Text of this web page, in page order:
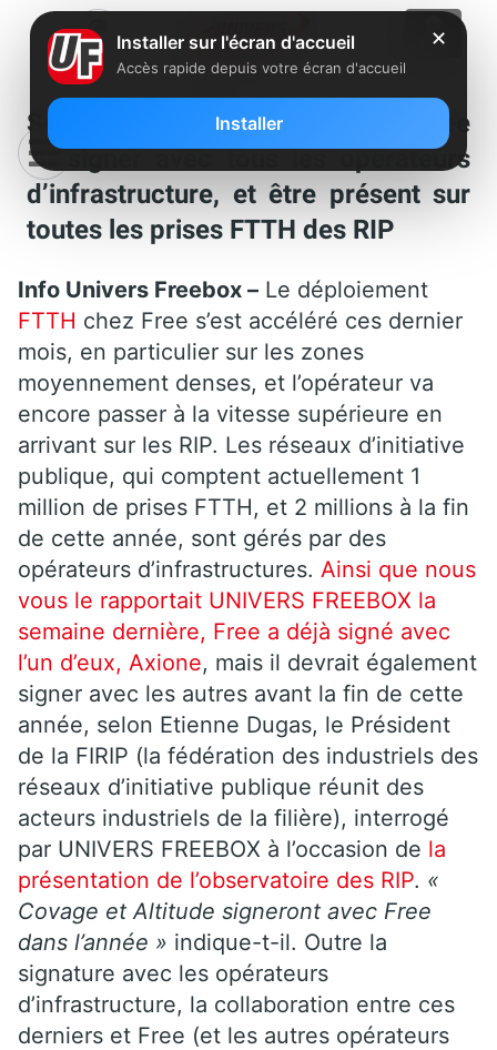
Selon le Président de la FIRIP, Free
va signer avec tous les opérateurs
d’infrastructure, et être présent sur
toutes les prises FTTH des RIP
Info Univers Freebox – Le déploiement
FTTH chez Free s’est accéléré ces dernier
mois, en particulier sur les zones
moyennement denses, et l’opérateur va
encore passer à la vitesse supérieure en
arrivant sur les RIP. Les réseaux d’initiative
publique, qui comptent actuellement 1
million de prises FTTH, et 2 millions à la fin
de cette année, sont gérés par des
opérateurs d’infrastructures. Ainsi que nous
vous le rapportait UNIVERS FREEBOX la
semaine dernière, Free a déjà signé avec
l’un d’eux, Axione, mais il devrait également
signer avec les autres avant la fin de cette
année, selon Etienne Dugas, le Président
de la FIRIP (la fédération des industriels des
réseaux d’initiative publique réunit des
acteurs industriels de la filière), interrogé
par UNIVERS FREEBOX à l’occasion de la
présentation de l’observatoire des RIP. «
Covage et Altitude signeront avec Free
dans l’année » indique-t-il. Outre la
signature avec les opérateurs
d’infrastructure, la collaboration entre ces
derniers et Free (et les autres opérateurs
✕
Installer sur l'écran d'accueil
Accès rapide depuis votre écran d'accueil
Installer